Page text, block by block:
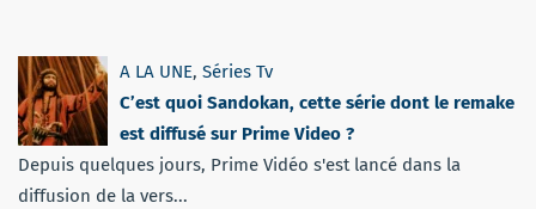
A LA UNE, Séries Tv
C’est quoi Sandokan, cette série dont le remake
est diffusé sur Prime Video ?
Depuis quelques jours, Prime Vidéo s'est lancé dans la
diffusion de la vers...